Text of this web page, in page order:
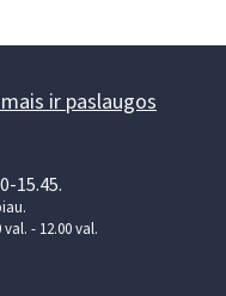
ir paslaugos
15.45.
- 12.00 val.